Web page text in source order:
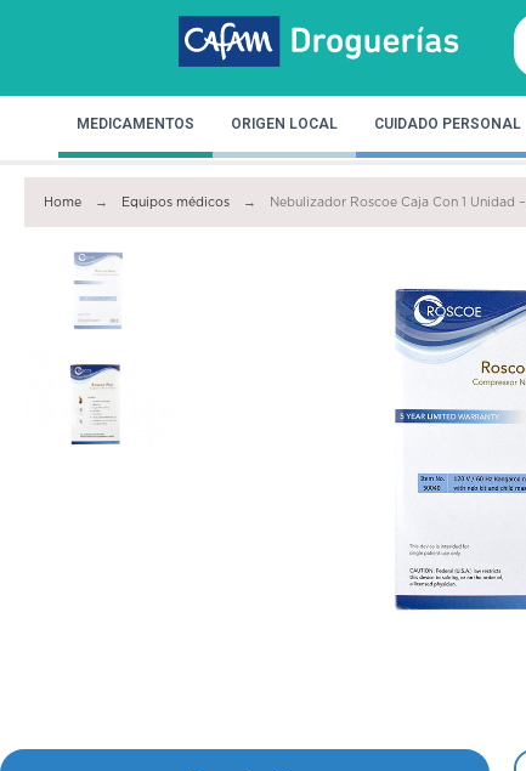
MEDICAMENTOS ORIGEN LOCAL CUIDADO PERSONAL
Home Equipos médicos Nebulizador Roscoe Caja Con 1 Unidad